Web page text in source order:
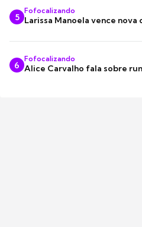
5
Fofocalizando
Larissa Manoela vence
6
Fofocalizando
Alice Carvalho fala sobre